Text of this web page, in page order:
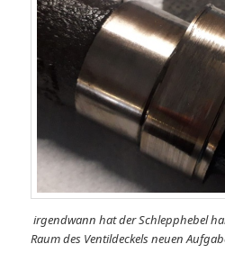
irgendwann hat der Schlepphebel
Raum des Ventildeckels neuen